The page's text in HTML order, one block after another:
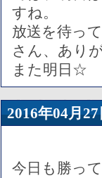
すね。
放送を待っ
さん、あり
また明日☆
2016年04
今日も勝っ